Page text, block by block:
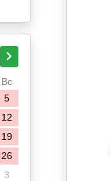
Вс
5
12
19
26
3